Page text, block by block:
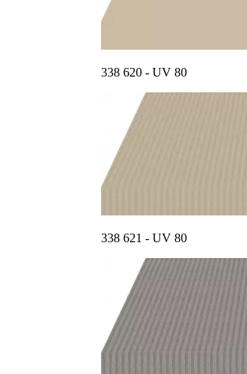
338 620 - UV 80
338 621 - UV 80